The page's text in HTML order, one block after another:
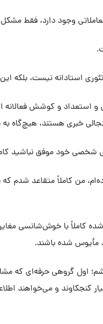
من کاملاً متقاعد
با خوش‌شانسی
مأیوس شده باشند.
گروهی حرفه‌ای که مشاغلی
کنجکاوند و می‌خواهند